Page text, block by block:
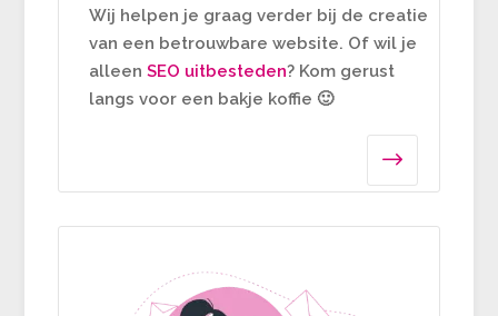
Wij helpen je graag verder bij de creatie
van een betrouwbare website. Of wil je
alleenSEO uitbesteden? Kom gerust
langs voor een bakje koffie 🙂
$